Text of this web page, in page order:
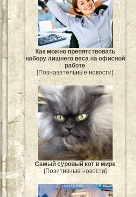
Как можно препятствовать
набору лишнего веса на офисной
работе
[Познавательные новости]
Самый суровый кот в мире
[Позитивные новости]